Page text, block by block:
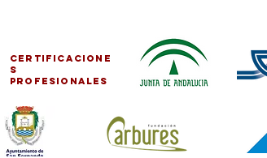
CERTIFICACIONE
S
PROFESIONALES